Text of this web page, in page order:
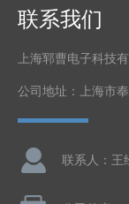
联系我们
上海郓曹电子科技
公司地址：上海市
联系人：王